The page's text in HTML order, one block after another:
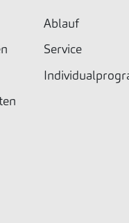
Ablauf
Service